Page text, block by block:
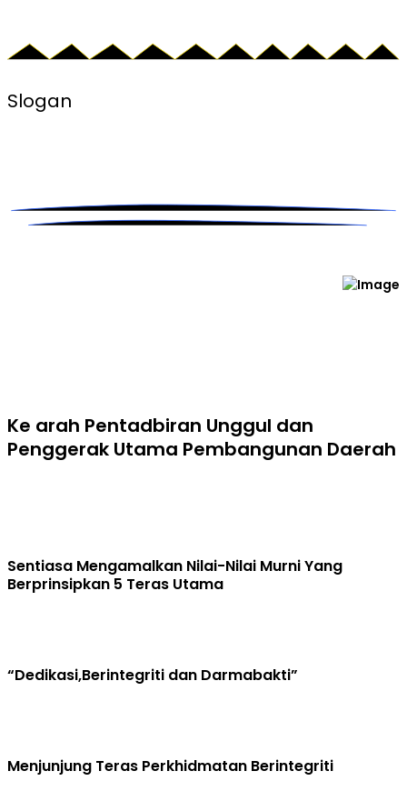
Slogan
Ke arah Pentadbiran Unggul dan
Penggerak Utama Pembangunan Daerah
Sentiasa Mengamalkan Nilai-Nilai Murni Yang
Berprinsipkan 5 Teras Utama
“Dedikasi,Berintegriti dan Darmabakti”
Menjunjung Teras Perkhidmatan Berintegriti